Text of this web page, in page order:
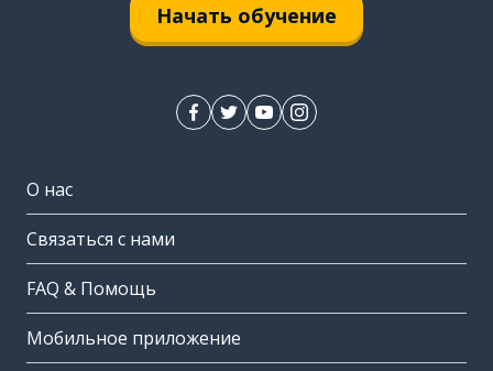
Начать обучение
О нас
Связаться с нами
FAQ & Помощь
Мобильное приложение